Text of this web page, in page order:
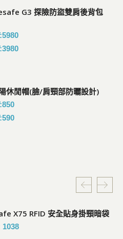
G3 探險防盜雙肩後背包
休閒帽(臉/肩頸部防曬設計)
X75 RFID 安全貼身掛頸暗袋
1038